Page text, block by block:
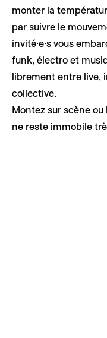
monter la
par suivre le
invité·e·s vous
funk, électro et
librement entre live,
collective.
Montez sur scène
ne reste immobile